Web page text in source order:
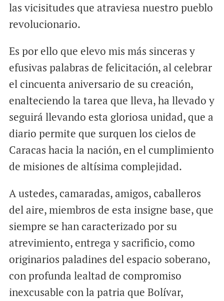
las vicisitudes que atraviesa nuestro pueblo
revolucionario.
Es por ello que elevo mis más sinceras y
efusivas palabras de felicitación, al celebrar
el cincuenta aniversario de su creación,
enalteciendo la tarea que lleva, ha llevado y
seguirá llevando esta gloriosa unidad, que a
diario permite que surquen los cielos de
Caracas hacia la nación, en el cumplimiento
de misiones de altísima complejidad.
A ustedes, camaradas, amigos, caballeros
del aire, miembros de esta insigne base, que
siempre se han caracterizado por su
atrevimiento, entrega y sacrificio, como
originarios paladines del espacio soberano,
con profunda lealtad de compromiso
inexcusable con la patria que Bolívar,